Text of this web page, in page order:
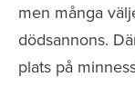
men många
dödsannons.
plats på